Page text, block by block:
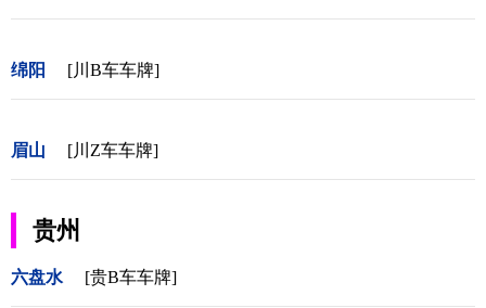
绵阳 [川B车车牌]
眉山 [川Z车车牌]
贵州
六盘水 [贵B车车牌]